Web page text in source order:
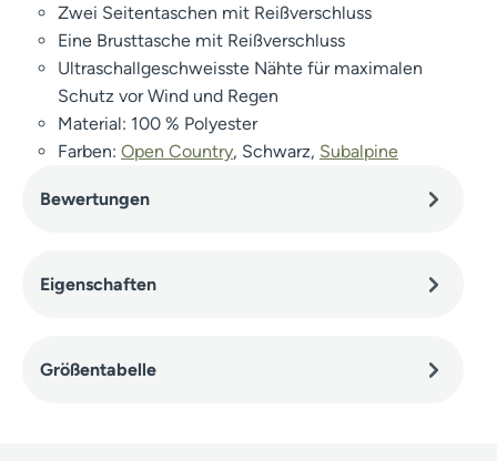
Zwei Seitentaschen mit Reißverschluss
Eine Brusttasche mit Reißverschluss
Ultraschallgeschweisste Nähte für maximalen
Schutz vor Wind und Regen
Material: 100 % Polyester
Farben: Open Country, Schwarz, Subalpine
Bewertungen
Eigenschaften
Größentabelle